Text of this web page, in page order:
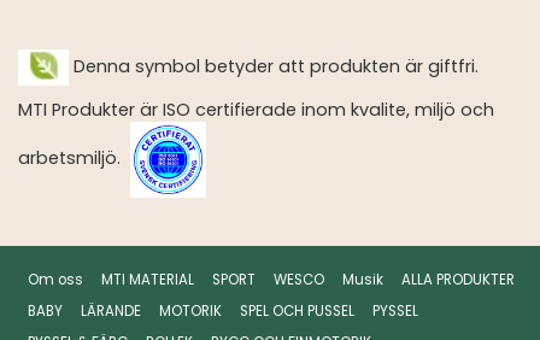
Denna symbol betyder att produkten är giftfri.
MTI Produkter är ISO certifierade inom kvalite, miljö och
arbetsmiljö.
Om oss MTI MATERIAL SPORT WESCO Musik
ALLA PRODUKTER
BABY
LÄRANDE MOTORIK SPEL OCH PUSSEL
PYSSEL